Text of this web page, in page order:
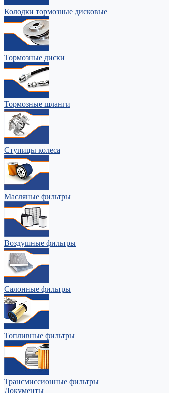
Колодки тормозные дисковые
Тормозные диски
Тормозные шланги
Ступицы колеса
Масляные фильтры
Воздушные фильтры
Салонные фильтры
Топливные фильтры
Трансмиссионные фильтры
Документы